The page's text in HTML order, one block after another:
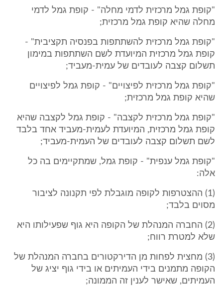
"קופת גמל מרכזית לדמי מחלה" - קופת גמל לדמי
מחלה שהיא קופת גמל מרכזית;
"קופת גמל מרכזית להשתתפות בפנסיה תקציבית" -
קופת גמל מרכזית המיועדת לשם השתתפות במימון
תשלום קצבה לעובדים של עמית-מעביד;
"קופת גמל מרכזית לפיצויים" - קופת גמל לפיצויים
שהיא קופת גמל מרכזית;
"קופת גמל מרכזית לקצבה" - קופת גמל לקצבה שהיא
קופת גמל מרכזית, המיועדת לעמית-מעביד אחד בלבד
לשם תשלום קצבה לעובדים של העמית-מעביד;
"קופת גמל ענפית" - קופת גמל, שמתקיימים בה כל
אלה:
(1) ההצטרפות לקופה מוגבלת לפי תקנונה לציבור
מסוים בלבד;
(2) החברה המנהלת של הקופה היא גוף שפעילותו היא
שלא למטרת רווח;
(3) מחצית לפחות מן הדירקטורים בחברה המנהלת של
הקופה מתמנים בידי העמיתים או בידי גוף יציג של
העמיתים, שאישר לענין זה הממונה;